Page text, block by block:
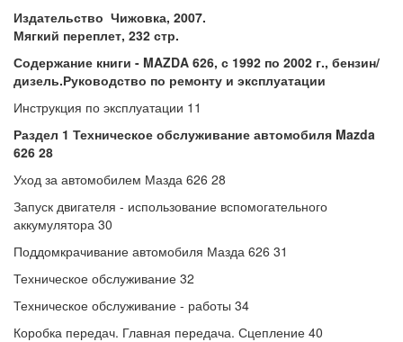
Издательство Чижовка, 2007.
Мягкий переплет, 232 стр.
Содержание книги - MAZDA 626, с 1992 по 2002 г., бензин/
дизель.Руководство по ремонту и эксплуатации
Инструкция по эксплуатации 11
Раздел 1 Техническое обслуживание автомобиля Mazda
626 28
Уход за автомобилем Мазда 626 28
Запуск двигателя - использование вспомогательного
аккумулятора 30
Поддомкрачивание автомобиля Мазда 626 31
Техническое обслуживание 32
Техническое обслуживание - работы 34
Коробка передач. Главная передача. Сцепление 40